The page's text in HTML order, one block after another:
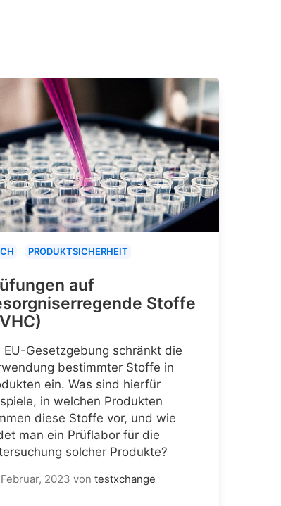
PRODUKTSICHERHEIT
auf
Stoffe
EU-Gesetzgebung schränkt die
bestimmter Stoffe in
ein. Was sind hierfür
in welchen Produkten
diese Stoffe vor, und wie
man ein Prüflabor für die
solcher Produkte?
2023 von testxchange